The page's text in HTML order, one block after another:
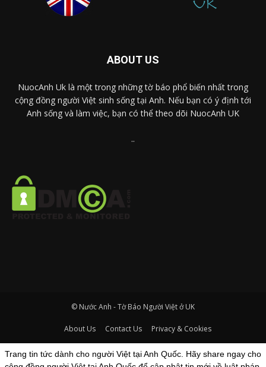
ABOUT US
NuocAnh Uk là một trong những tờ báo phổ biến nhất trong
cộng đồng người Việt sinh sống tại Anh. Nếu bạn có ý định tới
Anh sống và làm việc, bạn có thể theo dõi NuocAnh UK
..
© Nước Anh - Tờ Báo Người Việt ở UK
About Us Contact Us Privacy & Cookies
Trang tin tức dành cho người Việt tại Anh Quốc. Hãy share ngay cho